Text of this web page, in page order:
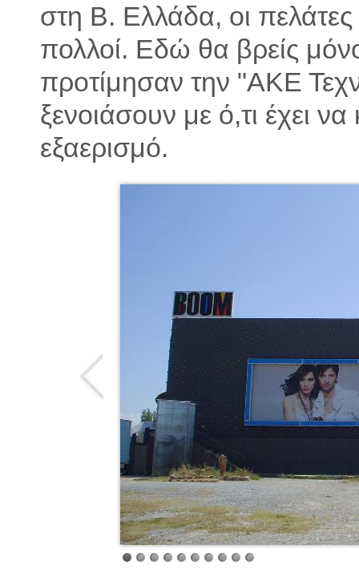
στη Β. Ελλάδα, οι
πολλοί. Εδώ θα βρείς
προτίμησαν την "ΑΚΕ
ξενοιάσουν με ό,τι έχει
εξαερισμό.